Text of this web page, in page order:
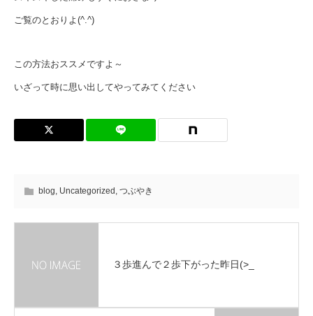
ご覧のとおりよ(^.^)
この方法おススメですよ～
いざって時に思い出してやってみてください
blog, Uncategorized , つぶやき
３歩進んで２歩下がった昨日(>_